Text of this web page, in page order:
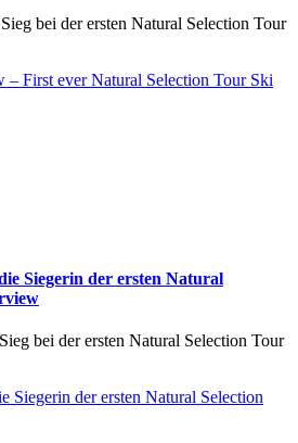
bei der ersten Natural Selection Tour
First ever Natural Selection Tour Ski
Siegerin der ersten Natural
bei der ersten Natural Selection Tour
Siegerin der ersten Natural Selection